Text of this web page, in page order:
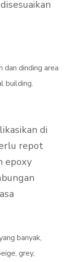
dan dinding area
building.
di
repot
epoxy
banyak,
grey,